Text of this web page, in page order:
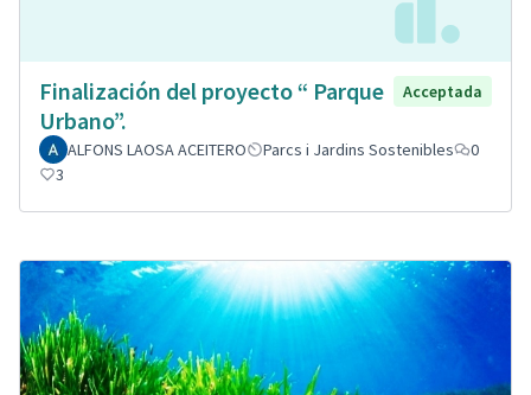
Finalización del proyecto “ Parque
Urbano”.
Acceptada
ALFONS LAOSA ACEITERO Parcs i Jardins Sostenibles
0
3